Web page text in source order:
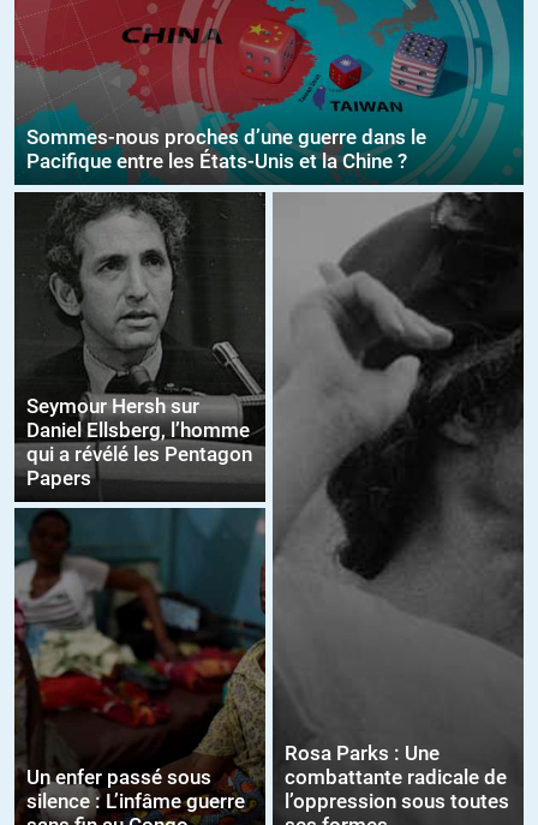
Sommes-nous proches d’une guerre dans le
Pacifique entre les États-Unis et la Chine ?
Seymour Hersh sur
Daniel Ellsberg, l’homme
qui a révélé les Pentagon
Papers
Un enfer passé sous
silence : L’infâme guerre
Rosa Parks : Une
combattante radicale de
l’oppression sous toutes